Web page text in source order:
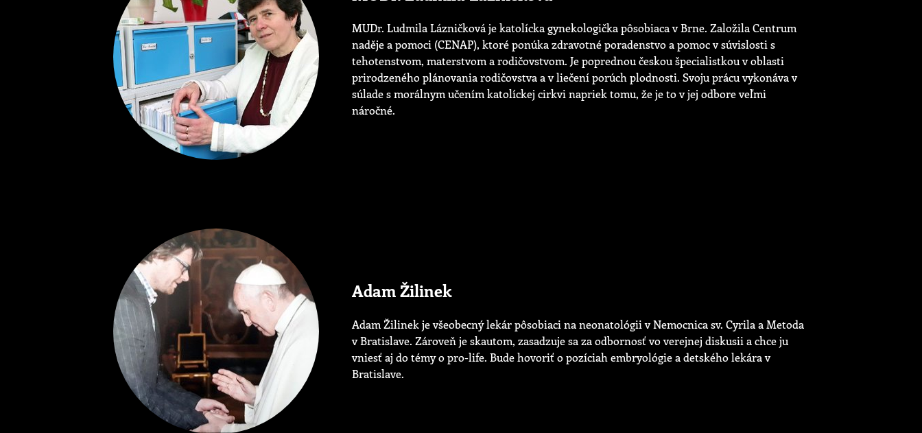
MUDr. Ludmila Lázničková je katolícka gynekologička pôsobiaca v Brne. Založila Centrum
naděje a pomoci (CENAP), ktoré ponúka zdravotné poradenstvo a pomoc v súvislosti s
tehotenstvom, materstvom a rodičovstvom. Je poprednou českou špecialistkou v oblasti
prirodzeného plánovania rodičovstva a v liečení porúch plodnosti. Svoju prácu vykonáva v
súlade s morálnym učením katolíckej cirkvi napriek tomu, že je to v jej odbore veľmi
náročné.
Adam Žilinek
Adam Žilinek je všeobecný lekár pôsobiaci na neonatológii v Nemocnica sv. Cyrila a Metoda
v Bratislave. Zároveň je skautom, zasadzuje sa za odbornosť vo verejnej diskusii a chce ju
vniesť aj do témy o pro-life. Bude hovoriť o pozíciah embryológie a detského lekára v
Bratislave.